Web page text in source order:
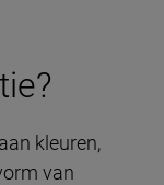
kleuren,
van